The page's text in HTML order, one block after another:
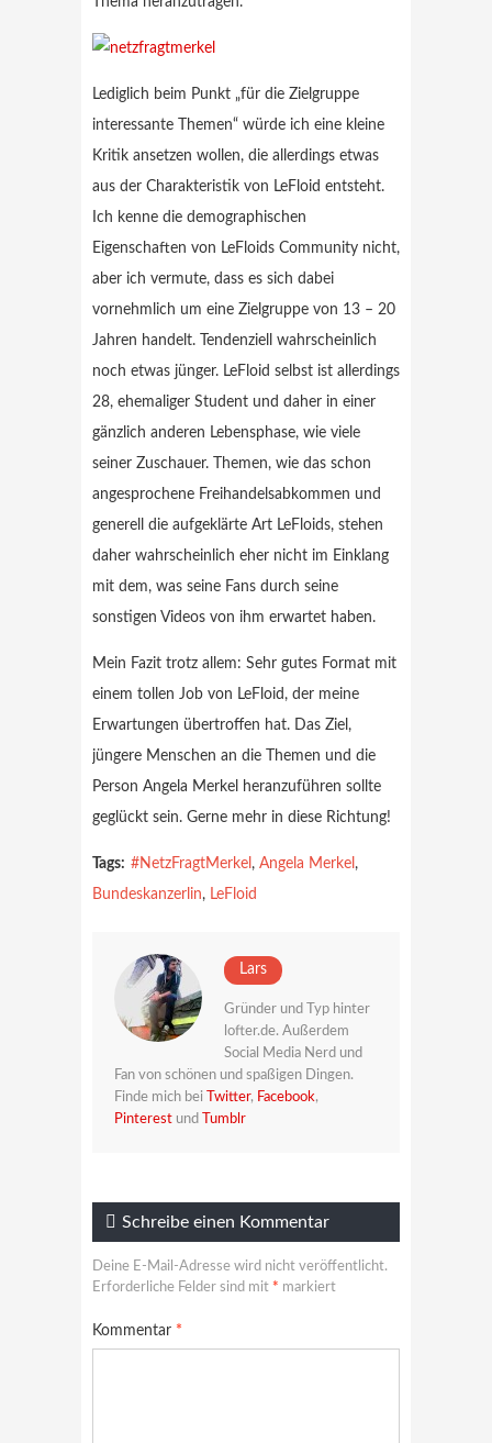
Lediglich beim Punkt „für die Zielgruppe
interessante Themen“ würde ich eine kleine
Kritik ansetzen wollen, die allerdings etwas
aus der Charakteristik von LeFloid entsteht.
Ich kenne die demographischen
Eigenschaften von LeFloids Community nicht,
aber ich vermute, dass es sich dabei
vornehmlich um eine Zielgruppe von 13 – 20
Jahren handelt. Tendenziell wahrscheinlich
noch etwas jünger. LeFloid selbst ist allerdings
28, ehemaliger Student und daher in einer
gänzlich anderen Lebensphase, wie viele
seiner Zuschauer. Themen, wie das schon
angesprochene Freihandelsabkommen und
generell die aufgeklärte Art LeFloids, stehen
daher wahrscheinlich eher nicht im Einklang
mit dem, was seine Fans durch seine
sonstigen Videos von ihm erwartet haben.
Mein Fazit trotz allem: Sehr gutes Format mit
einem tollen Job von LeFloid, der meine
Erwartungen übertroffen hat. Das Ziel,
jüngere Menschen an die Themen und die
Person Angela Merkel heranzuführen sollte
geglückt sein. Gerne mehr in diese Richtung!
Tags: #NetzFragtMerkel , Angela Merkel ,
Bundeskanzerlin, LeFloid
Lars
Gründer und Typ hinter
lofter.de. Außerdem
Social Media Nerd und
Fan von schönen und spaßigen Dingen.
Finde mich bei
Twitter, Facebook,
Pinterest und Tumblr
Schreibe einen Kommentar
Deine E-Mail-Adresse wird nicht veröffentlicht.
Erforderliche Felder sind mit * markiert
Kommentar *